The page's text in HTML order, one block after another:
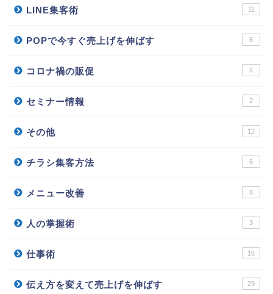
LINE集客術 11
POPで今すぐ売上げを伸ばす 6
コロナ禍の販促 4
セミナー情報 2
その他 12
チラシ集客方法 6
メニュー改善 8
人の掌握術 3
仕事術 16
伝え方を変えて売上げを伸ばす 29